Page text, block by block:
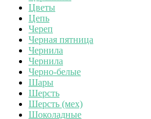
Цветы
Цепь
Череп
Черная пятница
Чернила
Чернила
Черно-белые
Шары
Шерсть
Шерсть (мех)
Шоколадные